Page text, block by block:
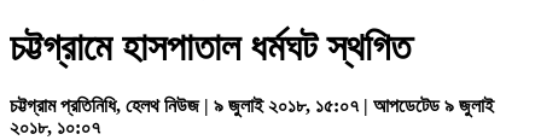
চট্টগ্রামে হাসপাতাল ধর্মঘট স্থগিত
চট্টগ্রাম প্রতিনিধি, হেলথ নিউজ | ৯ জুলাই ২০১৮, ১৫:০৭ | আপডেটেড ৯ জুলাই
২০১৮, ১০:০৭